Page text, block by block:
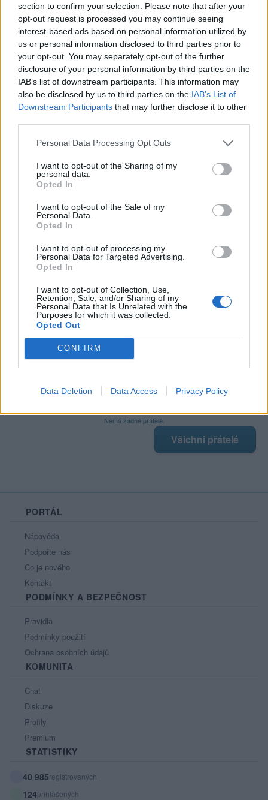
section to confirm your selection. Please note that after your
opt-out request is processed you may continue seeing
interest-based ads based on personal information utilized by
us or personal information disclosed to third parties prior to
your opt-out. You may separately opt-out of the further
disclosure of your personal information by third parties on the
IAB’s list of downstream participants. This information may
also be disclosed by us to third parties on the IAB’s List of
Downstream Participants that may further disclose it to other
Personal Data Processing Opt Outs
I want to opt-out of the Sharing of my
personal data.
Opted In
I want to opt-out of the Sale of my
Personal Data.
Opted In
I want to opt-out of processing my
Personal Data for Targeted Advertising.
Opted In
I want to opt-out of Collection, Use,
Retention, Sale, and/or Sharing of my
Personal Data that Is Unrelated with the
Purposes for which it was collected.
Opted Out
CONFIRM
Data Deletion Data Access Privacy Policy
Věk: ??
Kontakt
Napsat uživateli vzkaz
Informace o profilu a chatu
Online: Není nikde online
Prochatováno: 0.00 hod.
Líbí se:0
Oblibené místnosti
Sledované diskuze
Poslední 3 příspěvky na mé zdi
Zobrazit celou mou zeď
Nemá žádné přátelé.
Všichni přátelé
PORTÁL
Nápověda
Podpořte nás
Co je nového
Kontakt
PODMÍNKY A BEZPEČNOST
Pravidla
Podmínky použití
Ochrana osobních údajů
KOMUNITA
Chat
Diskuze
Profily
Premium
STATISTIKY
40 985registrovaných
124přihlášených